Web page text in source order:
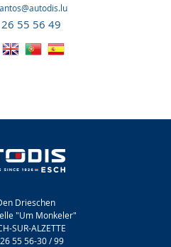
26 55 56 49
Drieschen
"Um Monkeler"
SUR-ALZETTE
55 56-30 / 99